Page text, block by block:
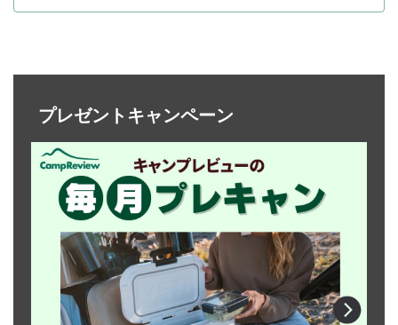
プレゼントキャンペーン